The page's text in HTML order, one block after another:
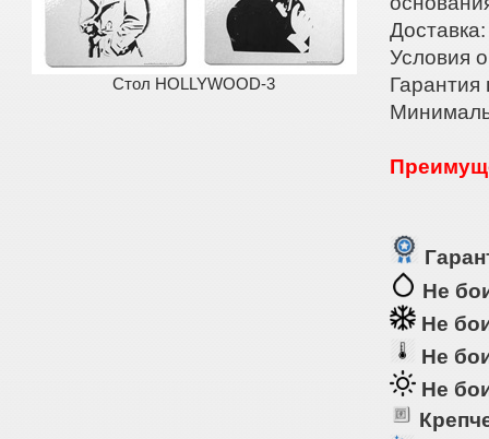
Стол HOLLYWOOD-3
Условия
Гарантия
Не
Не
Не
Не